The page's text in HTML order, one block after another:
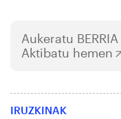
Aukeratu BERRIA
Aktibatu hemen
IRUZKINAK